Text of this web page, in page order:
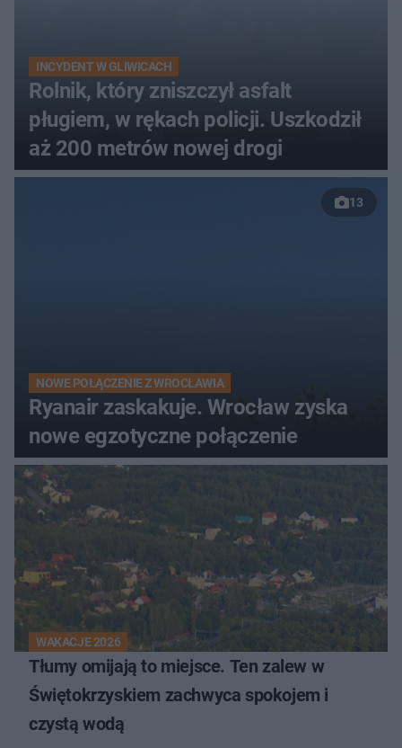
INCYDENT W GLIWICACH
Rolnik, który zniszczył asfalt
pługiem, w rękach policji. Uszkodził
aż 200 metrów nowej drogi
13
NOWE POŁĄCZENIE Z WROCŁAWIA
Ryanair zaskakuje. Wrocław zyska
nowe egzotyczne połączenie
WAKACJE 2026
Tłumy omijają to miejsce. Ten zalew w
Świętokrzyskiem zachwyca spokojem i
czystą wodą